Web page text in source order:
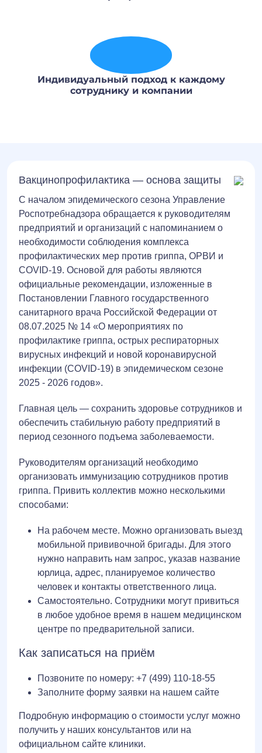
Индивидуальный подход к каждому
сотруднику и компании
Вакцинопрофилактика — основа защиты
С началом эпидемического сезона Управление
Роспотребнадзора обращается к руководителям
предприятий и организаций с напоминанием о
необходимости соблюдения комплекса
профилактических мер против гриппа, ОРВИ и
COVID-19. Основой для работы являются
официальные рекомендации, изложенные в
Постановлении Главного государственного
санитарного врача Российской Федерации от
08.07.2025 № 14 «О мероприятиях по
профилактике гриппа, острых респираторных
вирусных инфекций и новой коронавирусной
инфекции (COVID-19) в эпидемическом сезоне
2025 - 2026 годов».
Главная цель — сохранить здоровье сотрудников и
обеспечить стабильную работу предприятий в
период сезонного подъема заболеваемости.
Руководителям организаций необходимо
организовать иммунизацию сотрудников против
гриппа. Привить коллектив можно несколькими
способами:
На рабочем месте. Можно организовать выезд
мобильной прививочной бригады. Для этого
нужно направить нам запрос, указав название
юрлица, адрес, планируемое количество
человек и контакты ответственного лица.
Самостоятельно. Сотрудники могут привиться
в любое удобное время в нашем медицинском
центре по предварительной записи.
Как записаться на приём
Позвоните по номеру: +7 (499) 110-18-55
Заполните форму заявки на нашем сайте
Подробную информацию о стоимости услуг можно
получить у наших консультантов или на
официальном сайте клиники.